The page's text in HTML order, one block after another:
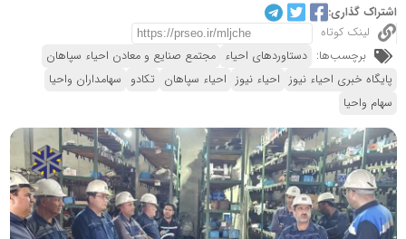
اشتراک گذاری:
لینک کوتاه
برچسب‌ها: دستاوردهای احیاء مجتمع صنایع و معادن احیاء سپاهان
پایگاه خبری احیاء نیوز احیاء نیوز احیاء سپاهان تکادو سهامداران واحیا
سهام واحیا